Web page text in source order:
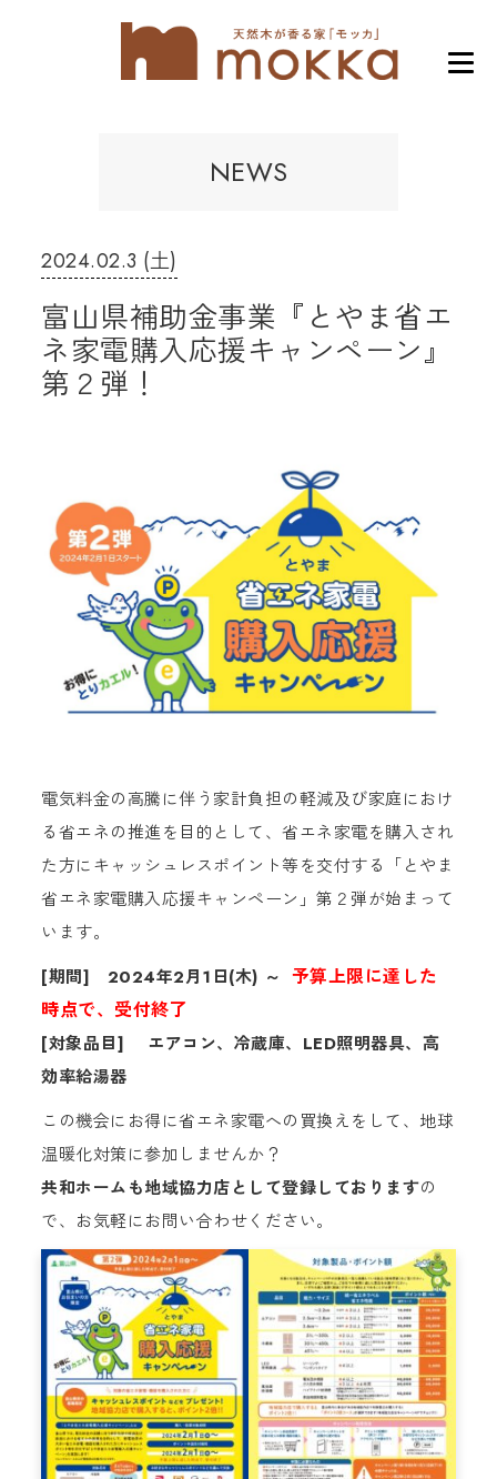
NEWS
2024.02.3 (土)
富山県補助金事業『とやま省エ
ネ家電購入応援キャンペーン』
第２弾！
電気料金の高騰に伴う家計負担の軽減及び家庭におけ
る省エネの推進を目的として、省エネ家電を購入され
た方にキャッシュレスポイント等を交付する「とやま
省エネ家電購入応援キャンペーン」第２弾が始まって
います。
[期間] 2024年2月1日(木) ～ 予算上限に達した
時点で、受付終了
[対象品目] エアコン、冷蔵庫、LED照明器具、高
効率給湯器
この機会にお得に省エネ家電への買換えをして、地球
温暖化対策に参加しませんか？
共和ホームも地域協力店として登録しておりますの
で、お気軽にお問い合わせください。